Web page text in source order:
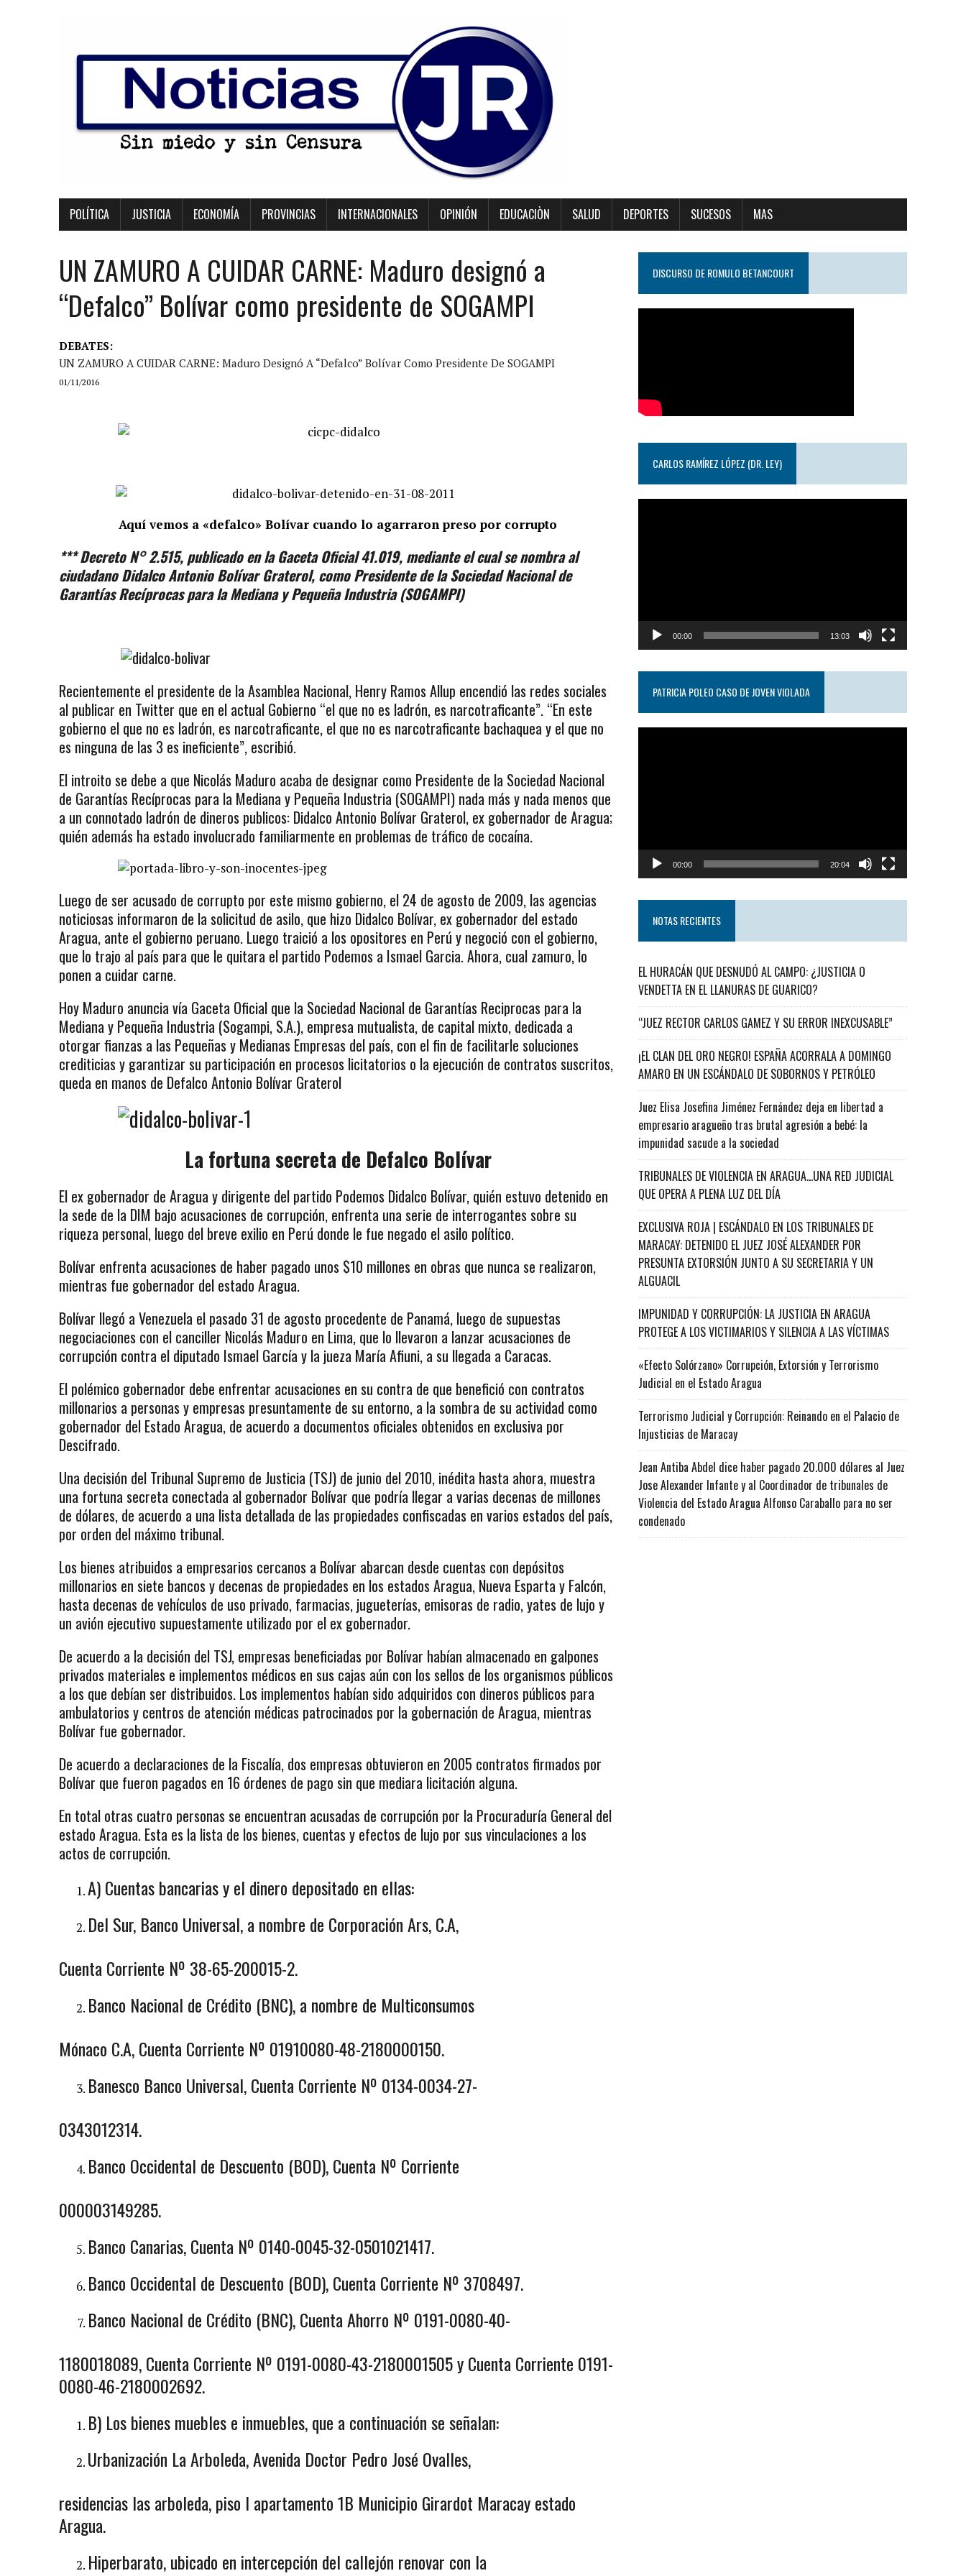
POLÍTICA JUSTICIA ECONOMÍA PROVINCIAS INTERNACIONALES OPINIÓN EDUCACIÒN SALUD DEPORTES SUCESOS MAS
UN ZAMURO A CUIDAR CARNE: Maduro designó a
“Defalco” Bolívar como presidente de SOGAMPI
DEBATES:
UN ZAMURO A CUIDAR CARNE: Maduro Designó A “Defalco” Bolívar Como Presidente De SOGAMPI
01/11/2016
Aquí vemos a «defalco» Bolívar cuando lo agarraron preso por corrupto
*** Decreto N° 2.515, publicado en la Gaceta Oficial 41.019, mediante el cual se nombra al
ciudadano Didalco Antonio Bolívar Graterol, como Presidente de la Sociedad Nacional de
Garantías Recíprocas para la Mediana y Pequeña Industria (SOGAMPI)
Recientemente el presidente de la Asamblea Nacional, Henry Ramos Allup encendió las redes sociales
al publicar en Twitter que en el actual Gobierno “el que no es ladrón, es narcotraficante”. “En este
gobierno el que no es ladrón, es narcotraficante, el que no es narcotraficante bachaquea y el que no
es ninguna de las 3 es ineficiente”, escribió.
El introito se debe a que Nicolás Maduro acaba de designar como Presidente de la Sociedad Nacional
de Garantías Recíprocas para la Mediana y Pequeña Industria (SOGAMPI) nada más y nada menos que
a un connotado ladrón de dineros publicos: Didalco Antonio Bolívar Graterol, ex gobernador de Aragua;
quién además ha estado involucrado familiarmente en problemas de tráfico de cocaína.
Luego de ser acusado de corrupto por este mismo gobierno, el 24 de agosto de 2009, las agencias
noticiosas informaron de la solicitud de asilo, que hizo Didalco Bolívar, ex gobernador del estado
Aragua, ante el gobierno peruano. Luego traició a los opositores en Perú y negoció con el gobierno,
que lo trajo al país para que le quitara el partido Podemos a Ismael Garcia. Ahora, cual zamuro, lo
ponen a cuidar carne.
Hoy Maduro anuncia vía Gaceta Oficial que la Sociedad Nacional de Garantías Reciprocas para la
Mediana y Pequeña Industria (Sogampi, S.A.), empresa mutualista, de capital mixto, dedicada a
otorgar fianzas a las Pequeñas y Medianas Empresas del país, con el fin de facilitarle soluciones
crediticias y garantizar su participación en procesos licitatorios o la ejecución de contratos suscritos,
queda en manos de Defalco Antonio Bolívar Graterol
La fortuna secreta de Defalco Bolívar
El ex gobernador de Aragua y dirigente del partido Podemos Didalco Bolívar, quién estuvo detenido en
la sede de la DIM bajo acusaciones de corrupción, enfrenta una serie de interrogantes sobre su
riqueza personal, luego del breve exilio en Perú donde le fue negado el asilo político.
Bolívar enfrenta acusaciones de haber pagado unos $10 millones en obras que nunca se realizaron,
mientras fue gobernador del estado Aragua.
Bolívar llegó a Venezuela el pasado 31 de agosto procedente de Panamá, luego de supuestas
negociaciones con el canciller Nicolás Maduro en Lima, que lo llevaron a lanzar acusaciones de
corrupción contra el diputado Ismael García y la jueza María Afiuni, a su llegada a Caracas.
El polémico gobernador debe enfrentar acusaciones en su contra de que benefició con contratos
millonarios a personas y empresas presuntamente de su entorno, a la sombra de su actividad como
gobernador del Estado Aragua, de acuerdo a documentos oficiales obtenidos en exclusiva por
Descifrado.
Una decisión del Tribunal Supremo de Justicia (TSJ) de junio del 2010, inédita hasta ahora, muestra
una fortuna secreta conectada al gobernador Bolívar que podría llegar a varias decenas de millones
de dólares, de acuerdo a una lista detallada de las propiedades confiscadas en varios estados del país,
por orden del máximo tribunal.
Los bienes atribuidos a empresarios cercanos a Bolívar abarcan desde cuentas con depósitos
millonarios en siete bancos y decenas de propiedades en los estados Aragua, Nueva Esparta y Falcón,
hasta decenas de vehículos de uso privado, farmacias, jugueterías, emisoras de radio, yates de lujo y
un avión ejecutivo supuestamente utilizado por el ex gobernador.
De acuerdo a la decisión del TSJ, empresas beneficiadas por Bolívar habían almacenado en galpones
privados materiales e implementos médicos en sus cajas aún con los sellos de los organismos públicos
a los que debían ser distribuidos. Los implementos habían sido adquiridos con dineros públicos para
ambulatorios y centros de atención médicas patrocinados por la gobernación de Aragua, mientras
Bolívar fue gobernador.
De acuerdo a declaraciones de la Fiscalía, dos empresas obtuvieron en 2005 contratos firmados por
Bolívar que fueron pagados en 16 órdenes de pago sin que mediara licitación alguna.
En total otras cuatro personas se encuentran acusadas de corrupción por la Procuraduría General del
estado Aragua. Esta es la lista de los bienes, cuentas y efectos de lujo por sus vinculaciones a los
actos de corrupción.
A) Cuentas bancarias y el dinero depositado en ellas:
Del Sur, Banco Universal, a nombre de Corporación Ars, C.A,
Cuenta Corriente Nº 38-65-200015-2.
Banco Nacional de Crédito (BNC), a nombre de Multiconsumos
Mónaco C.A, Cuenta Corriente Nº 01910080-48-2180000150.
Banesco Banco Universal, Cuenta Corriente Nº 0134-0034-27-
0343012314.
Banco Occidental de Descuento (BOD), Cuenta Nº Corriente
000003149285.
Banco Canarias, Cuenta Nº 0140-0045-32-0501021417.
Banco Occidental de Descuento (BOD), Cuenta Corriente Nº 3708497.
Banco Nacional de Crédito (BNC), Cuenta Ahorro Nº 0191-0080-40-
1180018089, Cuenta Corriente Nº 0191-0080-43-2180001505 y Cuenta Corriente 0191-
0080-46-2180002692.
B) Los bienes muebles e inmuebles, que a continuación se señalan:
Urbanización La Arboleda, Avenida Doctor Pedro José Ovalles,
residencias las arboleda, piso I apartamento 1B Municipio Girardot Maracay estado
Aragua.
Hiperbarato, ubicado en intercepción del callejón renovar con la
DISCURSO DE ROMULO BETANCOURT
CARLOS RAMÍREZ LÓPEZ (DR. LEY)
00:00 13:03
PATRICIA POLEO CASO DE JOVEN VIOLADA
00:00 20:04
NOTAS RECIENTES
EL HURACÁN QUE DESNUDÓ AL CAMPO: ¿JUSTICIA O
VENDETTA EN EL LLANURAS DE GUARICO?
“JUEZ RECTOR CARLOS GAMEZ Y SU ERROR INEXCUSABLE”
¡EL CLAN DEL ORO NEGRO! ESPAÑA ACORRALA A DOMINGO
AMARO EN UN ESCÁNDALO DE SOBORNOS Y PETRÓLEO
Juez Elisa Josefina Jiménez Fernández deja en libertad a
empresario aragueño tras brutal agresión a bebé: la
impunidad sacude a la sociedad
TRIBUNALES DE VIOLENCIA EN ARAGUA…UNA RED JUDICIAL
QUE OPERA A PLENA LUZ DEL DÍA
EXCLUSIVA ROJA | ESCÁNDALO EN LOS TRIBUNALES DE
MARACAY: DETENIDO EL JUEZ JOSÉ ALEXANDER POR
PRESUNTA EXTORSIÓN JUNTO A SU SECRETARIA Y UN
ALGUACIL
IMPUNIDAD Y CORRUPCIÓN: LA JUSTICIA EN ARAGUA
PROTEGE A LOS VICTIMARIOS Y SILENCIA A LAS VÍCTIMAS
«Efecto Solórzano» Corrupción, Extorsión y Terrorismo
Judicial en el Estado Aragua
Terrorismo Judicial y Corrupción: Reinando en el Palacio de
Injusticias de Maracay
Jean Antiba Abdel dice haber pagado 20.000 dólares al Juez
Jose Alexander Infante y al Coordinador de tribunales de
Violencia del Estado Aragua Alfonso Caraballo para no ser
condenado